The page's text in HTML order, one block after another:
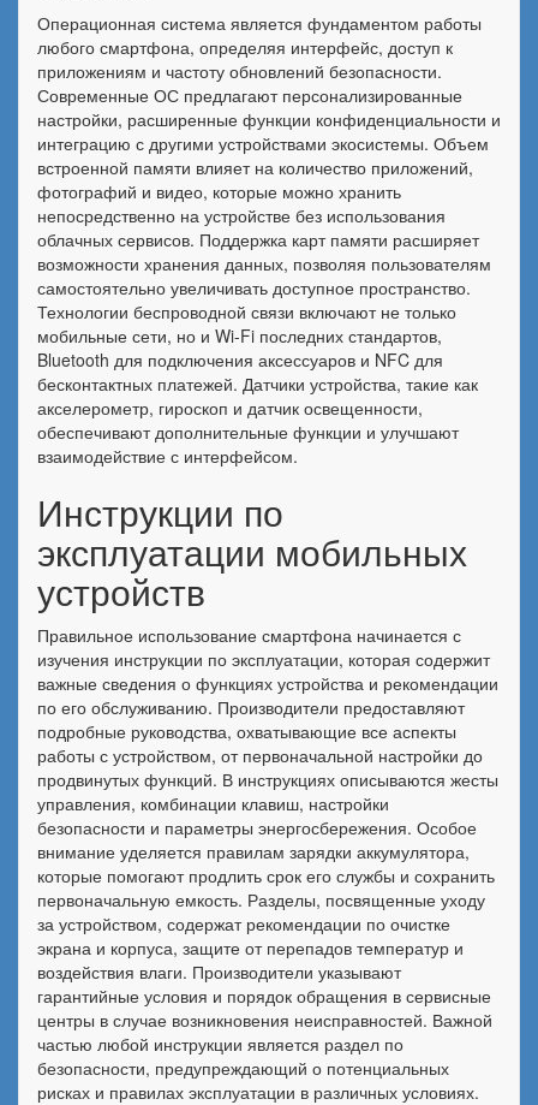
Операционная система является фундаментом работы
любого смартфона, определяя интерфейс, доступ к
приложениям и частоту обновлений безопасности.
Современные ОС предлагают персонализированные
настройки, расширенные функции конфиденциальности и
интеграцию с другими устройствами экосистемы. Объем
встроенной памяти влияет на количество приложений,
фотографий и видео, которые можно хранить
непосредственно на устройстве без использования
облачных сервисов. Поддержка карт памяти расширяет
возможности хранения данных, позволяя пользователям
самостоятельно увеличивать доступное пространство.
Технологии беспроводной связи включают не только
мобильные сети, но и Wi-Fi последних стандартов,
Bluetooth для подключения аксессуаров и NFC для
бесконтактных платежей. Датчики устройства, такие как
акселерометр, гироскоп и датчик освещенности,
обеспечивают дополнительные функции и улучшают
взаимодействие с интерфейсом.
Инструкции по
эксплуатации мобильных
устройств
Правильное использование смартфона начинается с
изучения инструкции по эксплуатации, которая содержит
важные сведения о функциях устройства и рекомендации
по его обслуживанию. Производители предоставляют
подробные руководства, охватывающие все аспекты
работы с устройством, от первоначальной настройки до
продвинутых функций. В инструкциях описываются жесты
управления, комбинации клавиш, настройки
безопасности и параметры энергосбережения. Особое
внимание уделяется правилам зарядки аккумулятора,
которые помогают продлить срок его службы и сохранить
первоначальную емкость. Разделы, посвященные уходу
за устройством, содержат рекомендации по очистке
экрана и корпуса, защите от перепадов температур и
воздействия влаги. Производители указывают
гарантийные условия и порядок обращения в сервисные
центры в случае возникновения неисправностей. Важной
частью любой инструкции является раздел по
безопасности, предупреждающий о потенциальных
рисках и правилах эксплуатации в различных условиях.